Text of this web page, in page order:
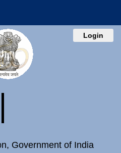
Login
Government of India